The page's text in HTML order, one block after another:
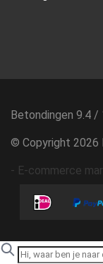
Betondingen 9.4 /
© Copyright 2026
- E-commerce